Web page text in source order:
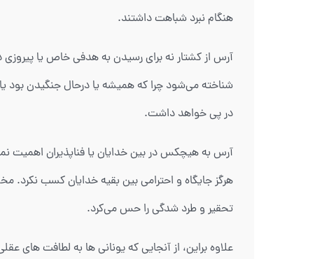
هنگام نبرد شباهت داشتند.
آرس از کشتار نه برای رسیدن به هدفی خاص یا
شناخته می‌شود چرا که همیشه یا درحال جنگیدن بود
در پی خواهد داشت.
آرس به هیچکس در بین خدایان یا فناپذیران اهمیت
هرگز جایگاه و احترامی بین بقیه خدایان کسب
تحقیر و طرد شدگی را حس می‌کرد.
علاوه براین، از آنجایی که یونانی ها به لطافت های